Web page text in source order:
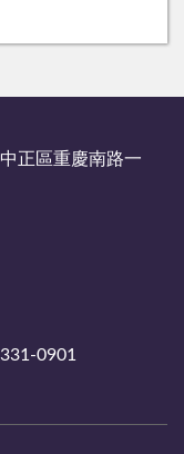
正區重慶南路一
0901